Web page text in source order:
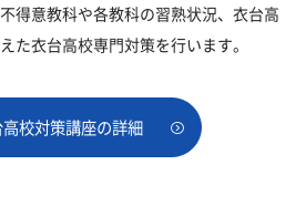
得意教科や各教科の習熟状況、衣台高
た衣台高校専門対策を行います。
校対策講座の詳細